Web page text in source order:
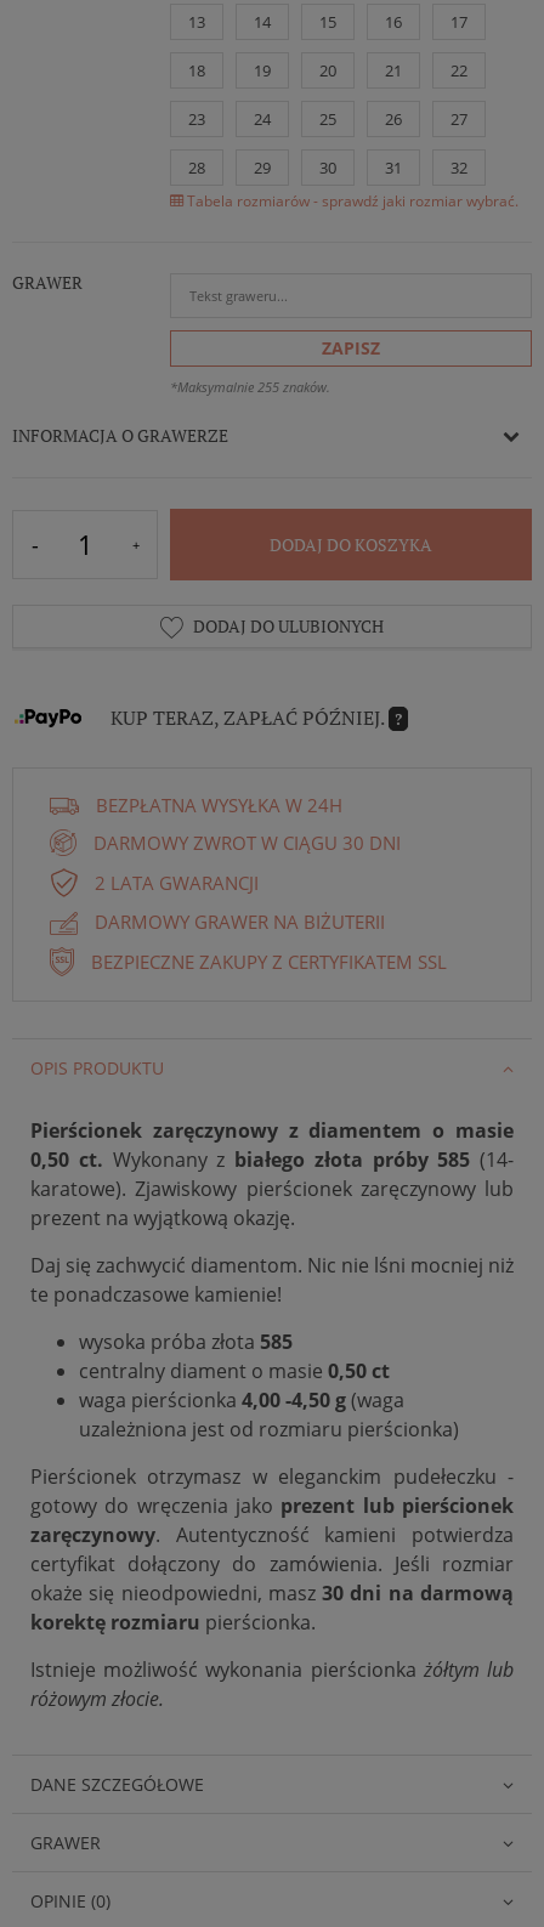
13 14 15 16 17
18 19 20 21 22
23 24 25 26 27
28 29 30 31 32
Tabela rozmiarów - sprawdź jaki rozmiar wybrać.
GRAWER
ZAPISZ
*Maksymalnie 255 znaków.
INFORMACJA O GRAWERZE
DODAJ DO KOSZYKA
DODAJ DO ULUBIONYCH
KUP TERAZ, ZAPŁAĆ PÓŹNIEJ. ?
BEZPŁATNA WYSYŁKA W 24H
DARMOWY ZWROT W CIĄGU 30 DNI
2 LATA GWARANCJI
DARMOWY GRAWER NA BIŻUTERII
BEZPIECZNE ZAKUPY Z CERTYFIKATEM SSL
OPIS PRODUKTU
Pierścionek zaręczynowy z diamentem o masie
0,50 ct. Wykonany z białego złota próby 585 (14-
karatowe). Zjawiskowy pierścionek zaręczynowy lub
prezent na wyjątkową okazję.
Daj się zachwycić diamentom. Nic nie lśni mocniej niż
te ponadczasowe kamienie!
wysoka próba złota 585
centralny diament o masie 0,50 ct
waga pierścionka 4,00 -4,50 g(waga
uzależniona jest od rozmiaru pierścionka)
Pierścionek otrzymasz w eleganckim pudełeczku -
gotowy do wręczenia jako prezent lub pierścionek
zaręczynowy. Autentyczność kamieni potwierdza
certyfikat dołączony do zamówienia. Jeśli rozmiar
okaże się nieodpowiedni, masz30 dni na darmową
korektę rozmiaru pierścionka.
Istnieje możliwość wykonania pierścionka żółtym lub
różowym złocie.
DANE SZCZEGÓŁOWE
GRAWER
OPINIE (0)